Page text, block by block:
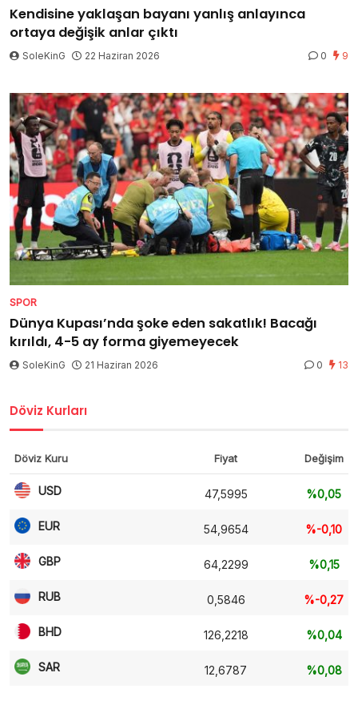
Kendisine yaklaşan bayanı yanlış anlayınca
ortaya değişik anlar çıktı
SoleKinG 22 Haziran 2026 0 9
SPOR
Dünya Kupası’nda şoke eden sakatlık! Bacağı
kırıldı, 4-5 ay forma giyemeyecek
SoleKinG 21 Haziran 2026 0 13
Döviz Kurları
Döviz Kuru Fiyat Değişim
USD 47,5995 %0,05
EUR 54,9654 %-0,10
GBP 64,2299 %0,15
RUB 0,5846 %-0,27
BHD 126,2218 %0,04
SAR 12,6787 %0,08